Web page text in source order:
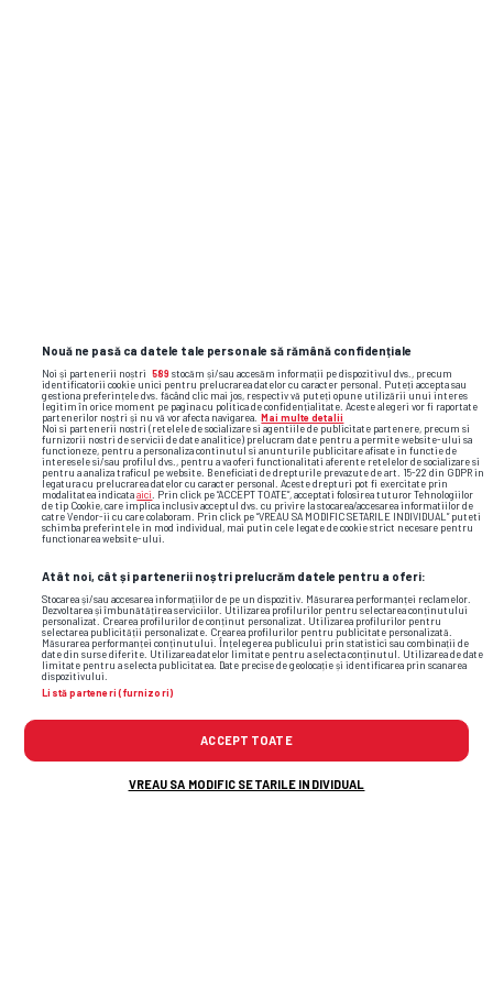
Nouă ne pasă ca datele tale personale să rămână confidențiale
Noi și partenerii noștri 589 stocăm și/sau accesăm informații pe dispozitivul dvs., precum
identificatorii cookie unici pentru prelucrarea datelor cu caracter personal. Puteți accepta sau
gestiona preferințele dvs. făcând clic mai jos, respectiv vă puteți opune utilizării unui interes
legitim în orice moment pe pagina cu politica de confidențialitate. Aceste alegeri vor fi raportate
partenerilor noștri și nu vă vor afecta navigarea. Mai multe detalii
Noi si partenerii nostri (retelele de socializare si agentiile de publicitate partenere, precum si
furnizorii nostri de servicii de date analitice) prelucram date pentru a permite website-ului sa
functioneze, pentru a personaliza continutul si anunturile publicitare afisate in functie de
interesele si/sau profilul dvs., pentru a va oferi functionalitati aferente retelelor de socializare si
pentru a analiza traficul pe website. Beneficiati de drepturile prevazute de art. 15-22 din GDPR in
legatura cu prelucrarea datelor cu caracter personal. Aceste drepturi pot fi exercitate prin
modalitatea indicataaici
. Prin click pe “ACCEPT TOATE”, acceptati folosirea tuturor Tehnologiilor
de tip Cookie, care implica inclusiv acceptul dvs. cu privire la stocarea/accesarea informatiilor de
catre Vendor-ii cu care colaboram. Prin click pe “VREAU SA MODIFIC SETARILE INDIVIDUAL” puteti
schimba preferintele in mod individual, mai putin cele legate de cookie strict necesare pentru
functionarea website-ului.
Atât noi, cât și partenerii noștri prelucrăm datele pentru a oferi:
Stocarea și/sau accesarea informațiilor de pe un dispozitiv. Măsurarea performanței reclamelor.
Dezvoltarea și îmbunătățirea serviciilor. Utilizarea profilurilor pentru selectarea conținutului
personalizat. Crearea profilurilor de conținut personalizat. Utilizarea profilurilor pentru
selectarea publicității personalizate. Crearea profilurilor pentru publicitate personalizată.
Măsurarea performanței conținutului. Înțelegerea publicului prin statistici sau combinații de
date din surse diferite. Utilizarea datelor limitate pentru a selecta conținutul. Utilizarea de date
limitate pentru a selecta publicitatea. Date precise de geolocație și identificarea prin scanarea
dispozitivului.
Listă parteneri (furnizori)
ACCEPT TOATE
VREAU SA MODIFIC SETARILE INDIVIDUAL